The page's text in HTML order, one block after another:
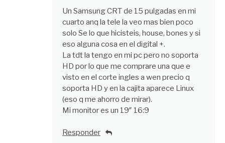
Un Samsung CRT de 15 pulgadas en mi
cuarto anq la tele la veo mas bien poco
solo Se lo que hicisteis, house, bones y si
eso alguna cosa en el digital +.
La tdt la tengo en mi pc pero no soporta
HD por lo que me comprare una que e
visto en el corte ingles a wen precio q
soporta HD y en la cajita aparece Linux
(eso q me ahorro de mirar).
Mi monitor es un 19″ 16:9
Responder